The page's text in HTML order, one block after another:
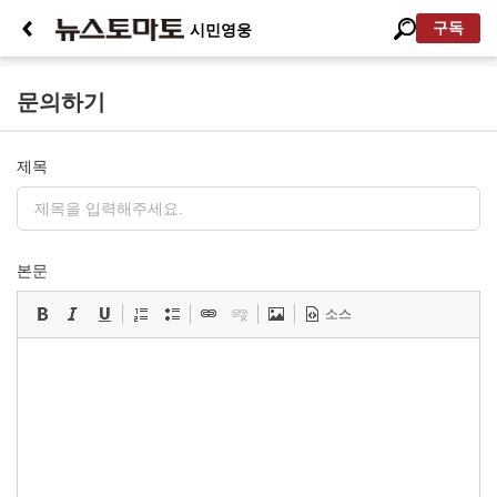
시민영웅 구독
문의하기
제목
본문
소스